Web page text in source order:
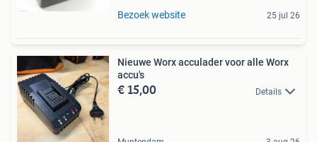
Bezoek website 25 jul 26
Nieuwe Worx acculader voor alle Worx
accu's
€ 15,00 Details